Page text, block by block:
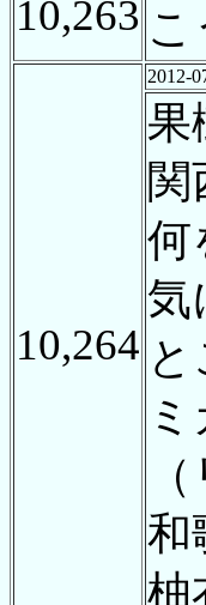
10,263
10,264
2012-
果
関
何
気
和
柚